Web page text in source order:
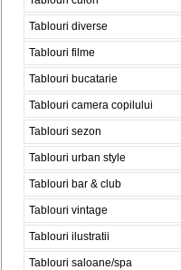
Tablouri diverse
Tablouri filme
Tablouri bucatarie
Tablouri camera copilului
Tablouri sezon
Tablouri urban style
Tablouri bar & club
Tablouri vintage
Tablouri ilustratii
Tablouri saloane/spa